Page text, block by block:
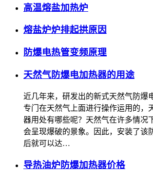
高温熔盐加热炉
熔盐炉炉排起拱原因
防爆电热管变频原理
天然气防爆电加热器的用途
近几年来，研发出的新式天然气防爆
专门在天然气上面进行操作运用的，
器用处有哪些呢？天然气在许多情况
会呈现爆破的景象。因此，安装了该
后就可以达…
导热油炉防爆加热器价格